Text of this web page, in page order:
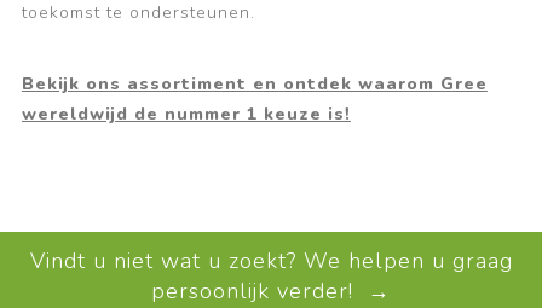
toekomst te ondersteunen.
Bekijk ons assortiment en ontdek waarom Gree
wereldwijd de nummer 1 keuze is!
Vindt u niet wat u zoekt? We helpen u graag
persoonlijk verder! →